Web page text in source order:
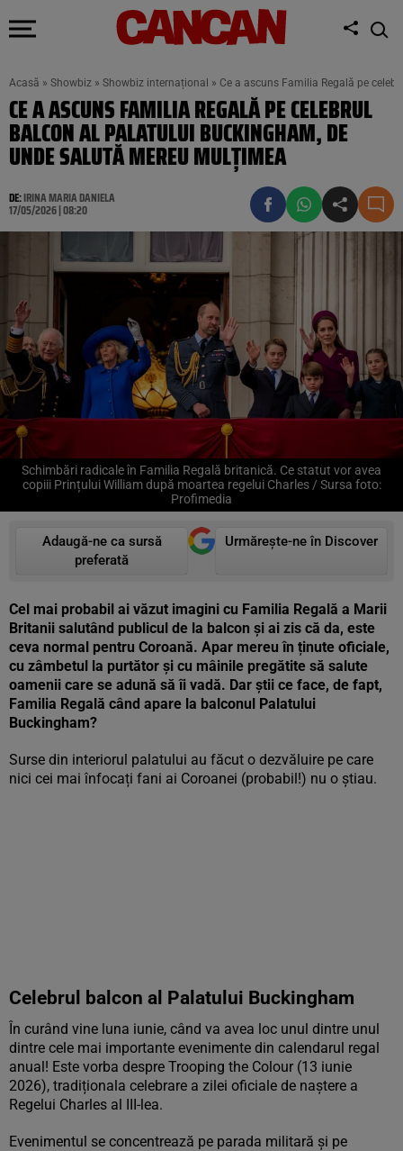
Acasă » Showbiz » Showbiz internațional » Ce a ascuns Familia Regală pe
CE A ASCUNS FAMILIA REGALĂ PE CELEBRUL
BALCON AL PALATULUI BUCKINGHAM, DE
UNDE SALUTĂ MEREU MULȚIMEA
DE:IRINA MARIA DANIELA
17/05/2026 | 08:20
Schimbări radicale în Familia Regală britanică. Ce statut vor avea
copiii Prințului William după moartea regelui Charles / Sursa foto:
Profimedia
Adaugă-ne ca sursă
preferată
Urmărește-ne în Discover
Cel mai probabil ai văzut imagini cu Familia Regală a Marii
Britanii salutând publicul de la balcon și ai zis că da, este
ceva normal pentru Coroană. Apar mereu în ținute oficiale,
cu zâmbetul la purtător și cu mâinile pregătite să salute
oamenii care se adună să îi vadă. Dar știi ce face, de fapt,
Familia Regală când apare la balconul Palatului
Buckingham?
Surse din interiorul palatului au făcut o dezvăluire pe care
nici cei mai înfocați fani ai Coroanei (probabil!) nu o știau.
Celebrul balcon al Palatului Buckingham
În curând vine luna iunie, când va avea loc unul dintre unul
dintre cele mai importante evenimente din calendarul regal
anual! Este vorba despre Trooping the Colour (13 iunie
2026), tradiționala celebrare a zilei oficiale de naștere a
Regelui Charles al III-lea.
Evenimentul se concentrează pe parada militară și pe